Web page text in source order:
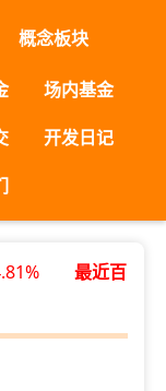
概念板块
场内基金
开发日记
最近百